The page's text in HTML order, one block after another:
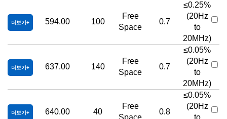
더보기 594.00 100
Free
Space
0.7
≤0.25%
(20Hz
to
20MHz)
더보기 637.00 140
Free
Space
0.7
≤0.05%
(20Hz
to
20MHz)
더보기 640.00 40
Free
Space
0.8
≤0.05%
(20Hz
to